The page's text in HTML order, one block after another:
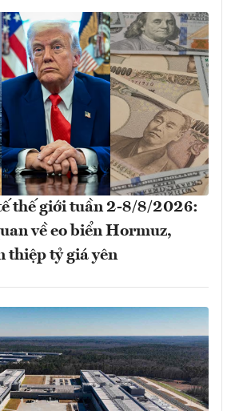
thế giới tuần 2-8/8/2026:
về eo biển Hormuz,
thiệp tỷ giá yên